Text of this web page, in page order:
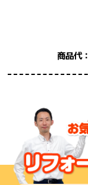
商品代：